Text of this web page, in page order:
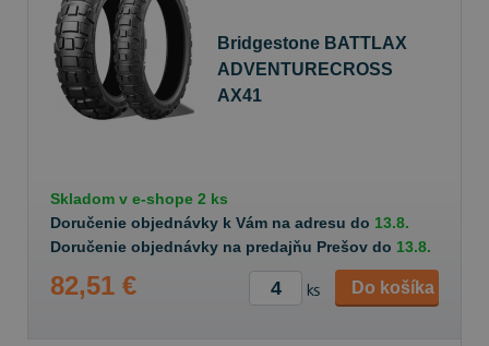
Bridgestone BATTLAX
ADVENTURECROSS
AX41
Skladom v e-shope 2 ks
Doručenie objednávky k Vám na adresu do 13.8.
Doručenie objednávky na predajňu Prešov do 13.8.
82,51 € ks Do košíka